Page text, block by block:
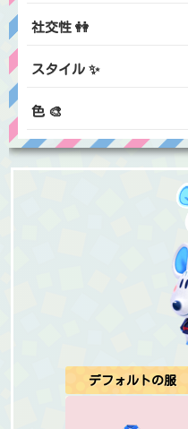
社交性 👭
スタイル ✨
色 🎨
デフォルトの服